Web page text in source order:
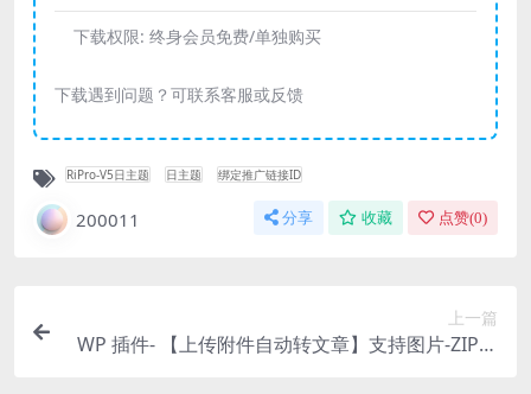
下载权限: 终身会员免费/单独购买
下载遇到问题？可联系客服或反馈
RiPro-V5日主题 日主题 绑定推广链接ID
200011 分享 收藏 点赞(0)
上一篇
WP 插件- 【上传附件自动转文章】支持图片-ZIP压